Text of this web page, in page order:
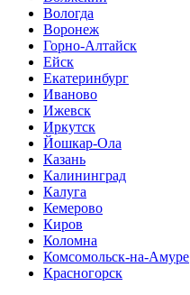
Вологда
Воронеж
Горно-Алтайск
Ейск
Екатеринбург
Иваново
Ижевск
Иркутск
Йошкар-Ола
Казань
Калининград
Калуга
Кемерово
Киров
Коломна
Комсомольск-на-Амуре
Красногорск